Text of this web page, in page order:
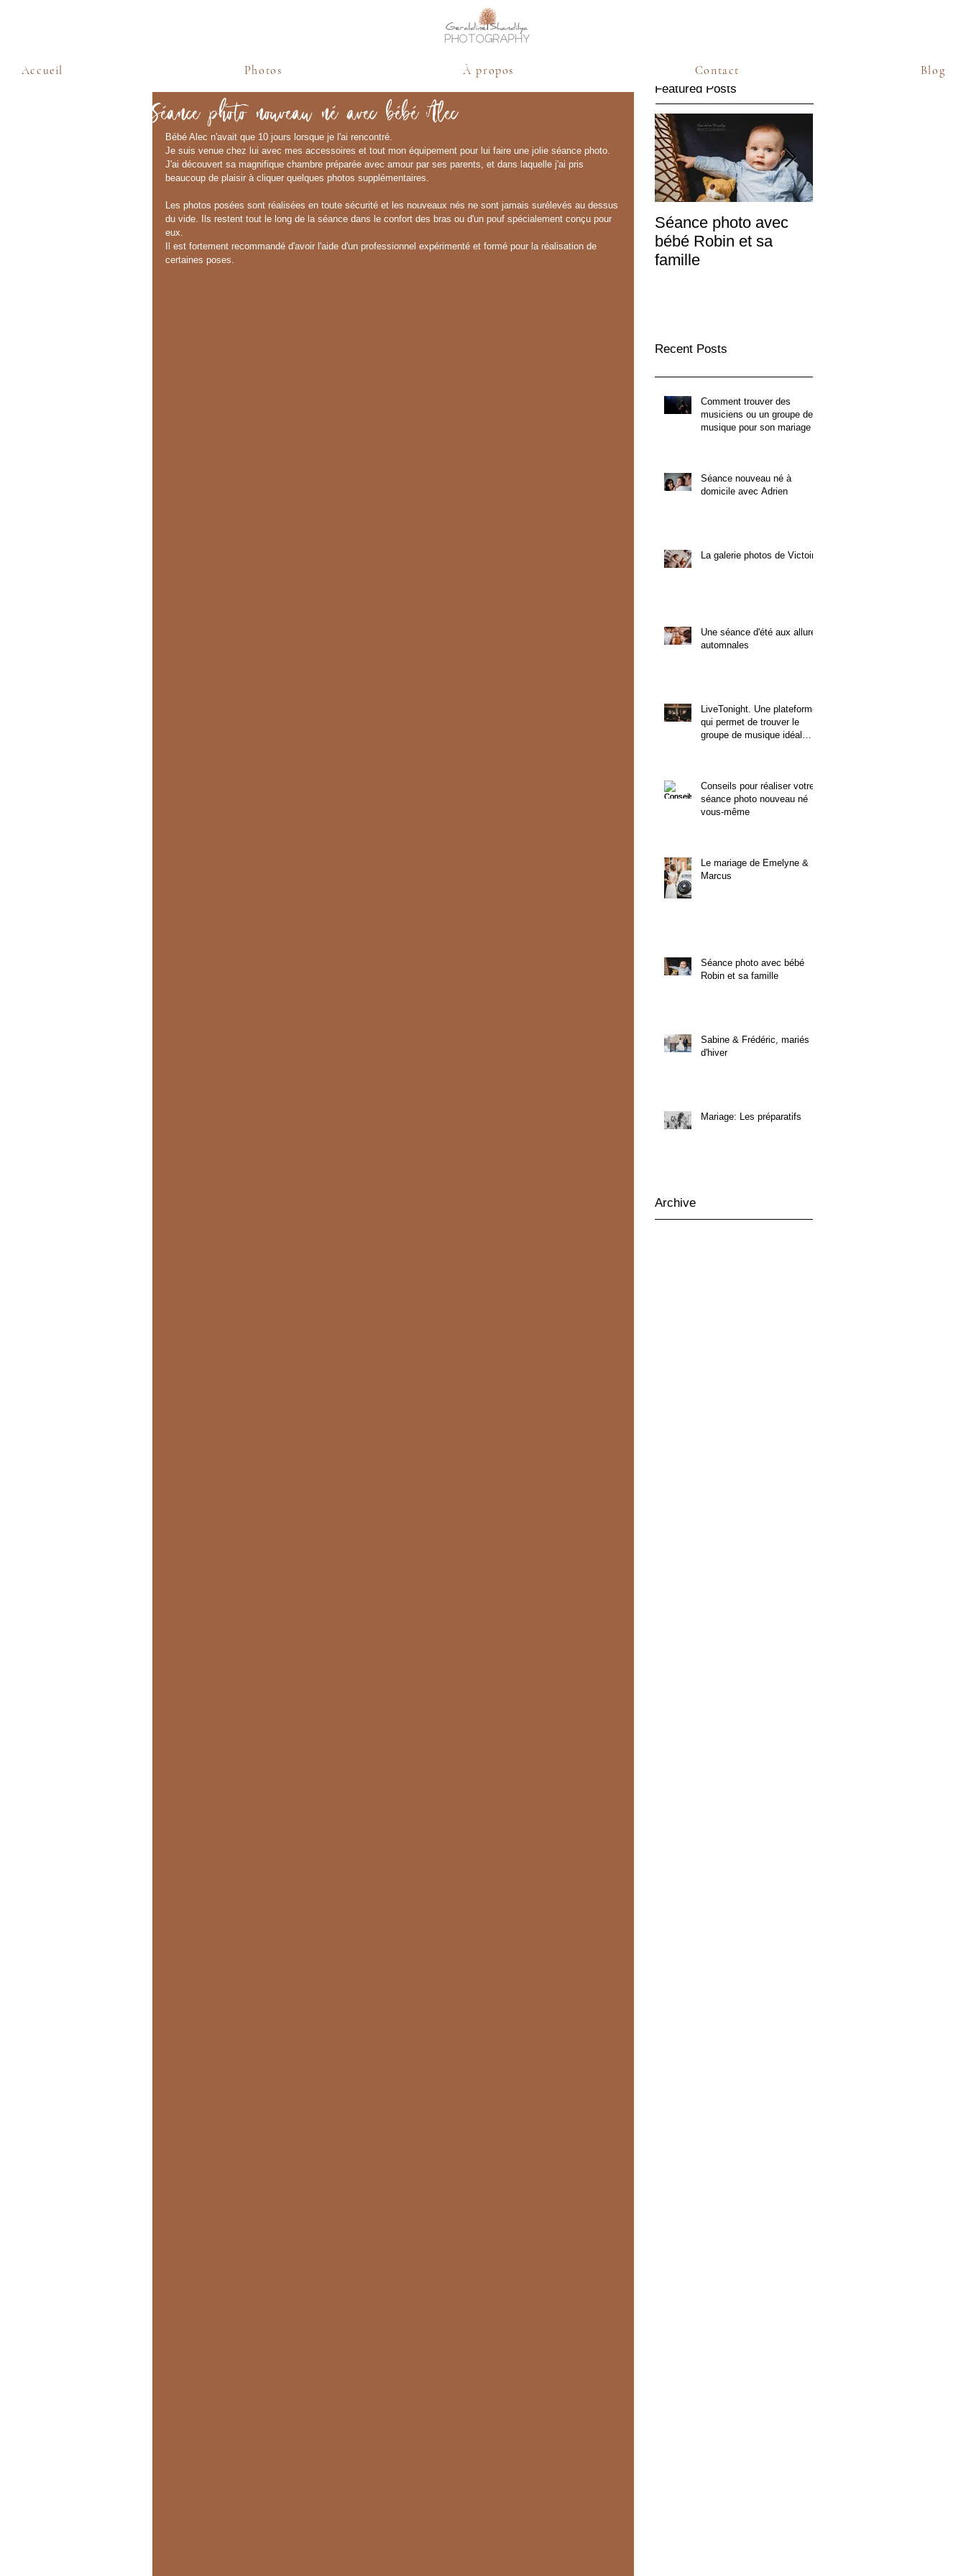
Séance photo nouveau né avec bébé Alec
Bébé Alec n'avait que 10 jours lorsque je l'ai rencontré.
Je suis venue chez lui avec mes accessoires et tout mon équipement pour lui faire une jolie séance photo.
J'ai découvert sa magnifique chambre préparée avec amour par ses parents, et dans laquelle j'ai pris
beaucoup de plaisir à cliquer quelques photos supplémentaires.
Les photos posées sont réalisées en toute sécurité et les nouveaux nés ne sont jamais surélevés au dessus
du vide. Ils restent tout le long de la séance dans le confort des bras ou d'un pouf spécialement conçu pour
eux.
Il est fortement recommandé d'avoir l'aide d'un professionnel expérimenté et formé pour la réalisation de
certaines poses.
Featured Posts
Séance photo avec
bébé Robin et sa
famille
Recent Posts
Comment trouver des
musiciens ou un groupe de
musique pour son mariage ?
Séance nouveau né à
domicile avec Adrien
La galerie photos de Victoire
Une séance d'été aux allures
automnales
LiveTonight. Une plateforme
qui permet de trouver le
groupe de musique idéal
Conseils pour réaliser votre
séance photo nouveau né
vous-même
Le mariage de Emelyne &
Marcus
Séance photo avec bébé
Robin et sa famille
Sabine & Frédéric, mariés
d'hiver
Mariage: Les préparatifs
Archive
Accueil Photos À propos Contact Blog